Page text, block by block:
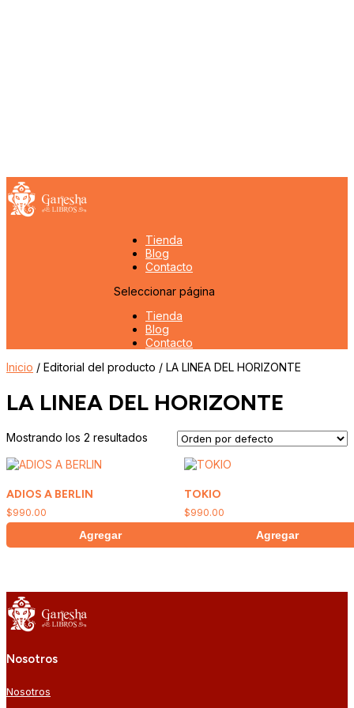
Tienda
Blog
Contacto
Seleccionar página
Tienda
Blog
Contacto
Inicio / Editorial del producto / LA LINEA DEL HORIZONTE
LA LINEA DEL HORIZONTE
Mostrando los 2 resultados
ADIOS A BERLIN
$990.00
Agregar
TOKIO
$990.00
Agregar
Nosotros
Nosotros